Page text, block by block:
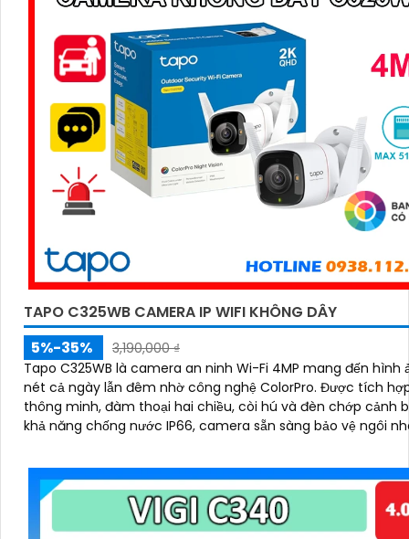
TAPO C325WB CAMERA IP WIFI KHÔNG DÂY
5%-35%
3,190,000 ₫
Tapo C325WB là camera an ninh Wi-Fi 4MP mang đến hình
nét cả ngày lẫn đêm nhờ công nghệ ColorPro. Được tích hợp AI
thông minh, đàm thoại hai chiều, còi hú và đèn chớp cảnh
khả năng chống nước IP66, camera sẵn sàng bảo vệ ngôi